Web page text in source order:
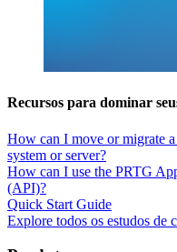
Recursos para dominar
How can I move or migrate
system or server?
How can I use the PRTG
(API)?
Quick Start Guide
Explore todos os estudos de